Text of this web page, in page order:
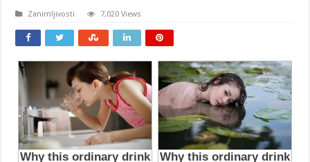
Zanimljivosti 7,020 Views